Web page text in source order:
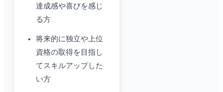
達成感や喜びを感じ
る方
将来的に独立や上位
資格の取得を目指し
てスキルアップした
い方